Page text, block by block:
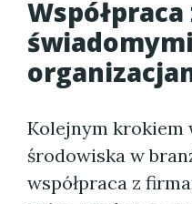
Kolejnym krokiem
środowiska w
współpraca z